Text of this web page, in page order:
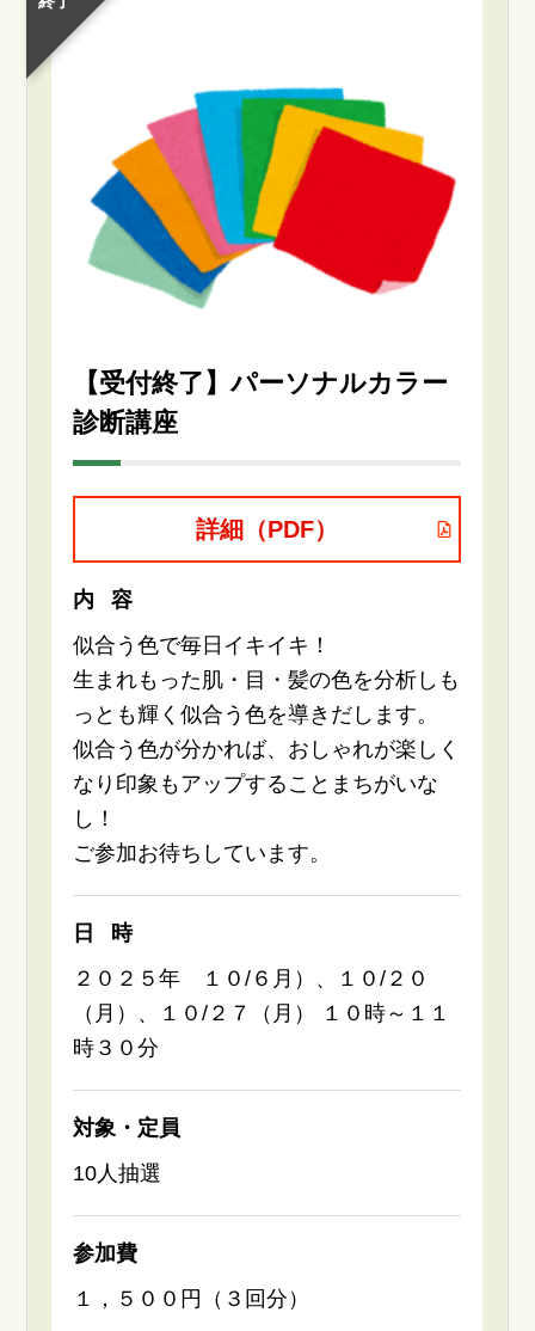
【受付終了】パーソナルカラー
診断講座
詳細（PDF）
内容
似合う色で毎日イキイキ！
生まれもった肌・目・髪の色を分析しも
っとも輝く似合う色を導きだします。
似合う色が分かれば、おしゃれが楽しく
なり印象もアップすることまちがいな
し！
ご参加お待ちしています。
日時
２０２５年 １０/６月）、１０/２０
（月）、１０/２７（月） １０時～１１
時３０分
対象・定員
10人抽選
参加費
１，５００円（３回分）